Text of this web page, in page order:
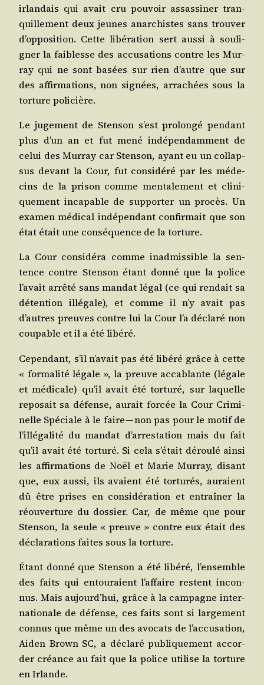
irlan­dais qui avait cru pou­voir assas­si­ner tran­
quille­ment deux jeunes anar­chistes sans trou­ver
d’op­po­si­tion. Cette libé­ra­tion sert aus­si à sou­li­
gner la fai­blesse des accu­sa­tions contre les Mur­
ray qui ne sont basées sur rien d’autre que sur
des affir­ma­tions, non signées, arra­chées sous la
tor­ture policière.
Le juge­ment de Sten­son s’est pro­lon­gé pen­dant
plus d’un an et fut mené indé­pen­dam­ment de
celui des Mur­ray car Sten­son, ayant eu un col­lap­
sus devant la Cour, fut consi­dé­ré par les méde­
cins de la pri­son comme men­ta­le­ment et cli­ni­
que­ment inca­pable de sup­por­ter un pro­cès. Un
exa­men médi­cal indé­pen­dant confir­mait que son
état était une consé­quence de la torture.
La Cour consi­dé­ra comme inad­mis­sible la sen­
tence contre Sten­son étant don­né que la police
l’a­vait arrê­té sans man­dat légal (ce qui ren­dait sa
déten­tion illé­gale), et comme il n’y avait pas
d’autres preuves contre lui la Cour l’a décla­ré non
cou­pable et il a été libéré.
Cepen­dant, s’il n’a­vait pas été libé­ré grâce à cette
« for­ma­li­té légale », la preuve acca­blante (légale
et médi­cale) qu’il avait été tor­tu­ré, sur laquelle
repo­sait sa défense, aurait for­cée la Cour Cri­mi­
nelle Spé­ciale à le faire — non pas pour le motif de
l’illé­ga­li­té du man­dat d’ar­res­ta­tion mais du fait
qu’il avait été tor­tu­ré. Si cela s’é­tait dérou­lé ain­si
les affir­ma­tions de Noël et Marie Mur­ray, disant
que, eux aus­si, ils avaient été tor­tu­rés, auraient
dû être prises en consi­dé­ra­tion et entraî­ner la
réou­ver­ture du dos­sier. Car, de même que pour
Sten­son, la seule « preuve » contre eux était des
décla­ra­tions faites sous la torture.
Étant don­né que Sten­son a été libé­ré, l’en­semble
des faits qui entou­raient l’af­faire res­tent incon­
nus. Mais aujourd’­hui, grâce à la cam­pagne inter­
na­tio­nale de défense, ces faits sont si lar­ge­ment
connus que même un des avo­cats de l’ac­cu­sa­tion,
Aiden Brown SC, a décla­ré publi­que­ment accor­
der créance au fait que la police uti­lise la tor­ture
en Irlande.